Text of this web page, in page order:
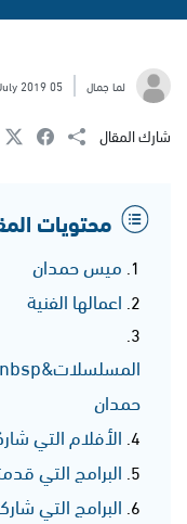
لما جمال 05 July 2019
شارك المقال
محتويات
ميس حمدان
اعمالها الفنية
حمدان
الأفلام التي
البرامج التي
البرامج التي